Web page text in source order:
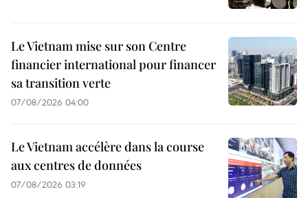
Le Vietnam mise sur son Centre
financier international pour financer
sa transition verte
07/08/2026 04:00
Le Vietnam accélère dans la course
aux centres de données
07/08/2026 03:19